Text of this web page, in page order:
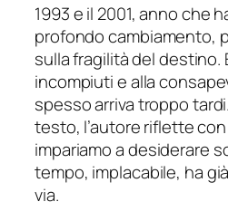
1993 e il 2001, anno che
profondo cambiamento,
sulla fragilità del destino.
incompiuti e alla
spesso arriva troppo
testo, l’autore riflette
impariamo a desiderare
tempo, implacabile, ha
via.